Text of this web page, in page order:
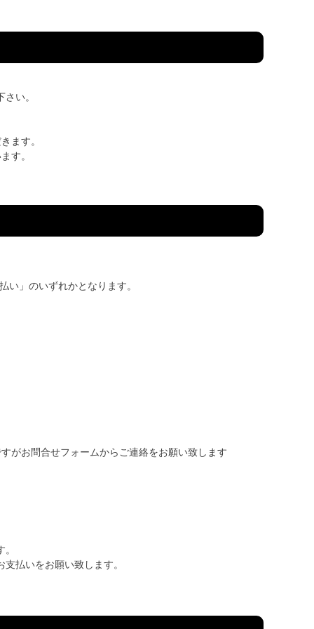
い。
ます。
す。
い」のいずれかとなります。
がお問合せフォームからご連絡をお願い致します
払いをお願い致します。